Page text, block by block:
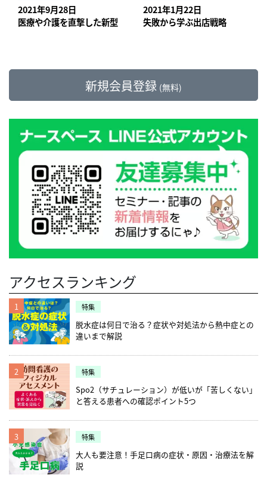
2021年9月28日
医療や介護を直撃した新型コロナウイルスが 訪問看護ステーシ
2021年1月22日
失敗から学ぶ出店戦略
新規会員登録 (無料)
アクセスランキング
1 特集
脱水症は何日で治る？症状や対処法から熱中症との
違いまで解説
2 特集
Spo2（サチュレーション）が低いが「苦しくない」
と答える患者への確認ポイント5つ
3 特集
大人も要注意！手足口病の症状・原因・治療法を解
説